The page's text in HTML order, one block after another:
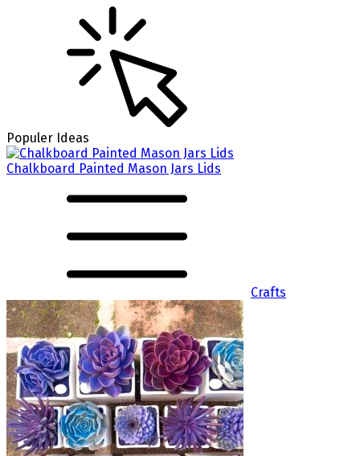
Populer Ideas
Chalkboard Painted Mason Jars Lids
Crafts